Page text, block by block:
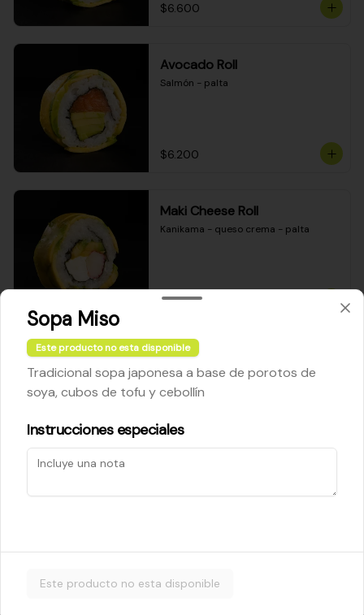
$6.600
Avocado Roll
Salmón - palta
$6.200
Maki Cheese Roll
Kanikama - queso crema - palta
$5.200
Cheese Roll
Queso crema - palta - cebollín
$5.200
$5.800
Sopa Miso
Este producto no esta disponible
Tradicional sopa japonesa a base de porotos de
soya, cubos de tofu y cebollín
Instrucciones especiales
Este producto no esta disponible